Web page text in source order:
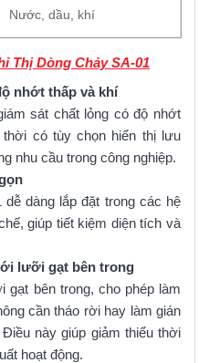
Nước, dầu, khí
Thị Dòng Chảy SA-01
nhớt thấp và khí
sát chất lỏng có độ nhớt
có tùy chọn hiển thị lưu
nhu cầu trong công nghiệp.
dàng lắp đặt trong các hệ
giúp tiết kiệm diện tích và
lưỡi gạt bên trong
gạt bên trong, cho phép làm
cần tháo rời hay làm gián
này giúp giảm thiểu thời
hoạt động.